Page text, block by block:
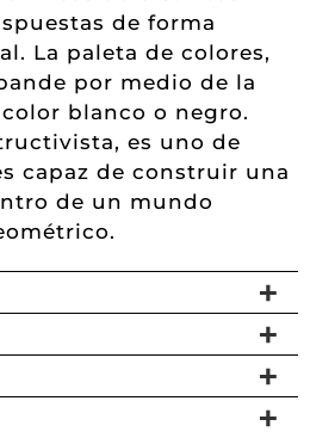
de forma
La paleta de colores,
por medio de la
blanco o negro.
es uno de
capaz de construir una
de un mundo